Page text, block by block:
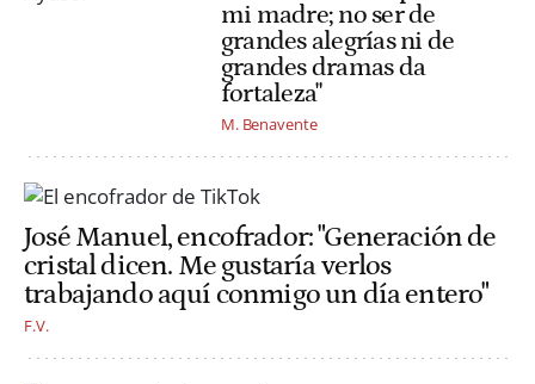
mi madre; no ser de
grandes alegrías ni de
grandes dramas da
fortaleza"
M. Benavente
José Manuel, encofrador: "Generación de
cristal dicen. Me gustaría verlos
trabajando aquí conmigo un día entero"
F.V.